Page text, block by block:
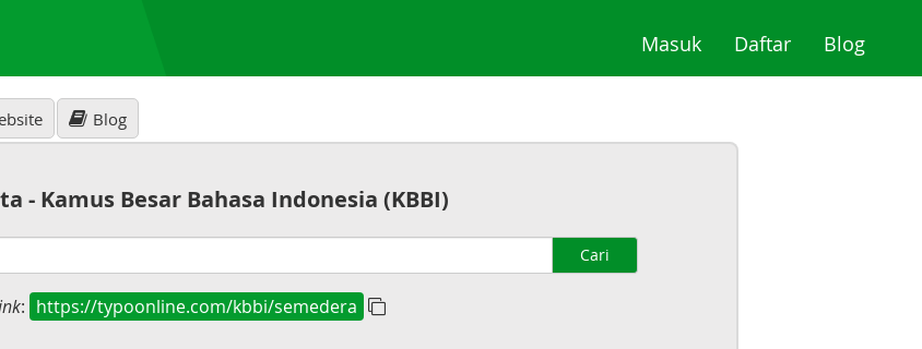
Masuk(current)
Daftar(current)
Blog
Blog
- Kamus Besar Bahasa Indonesia (KBBI)
Cari
: https://typoonline.com/kbbi/semedera